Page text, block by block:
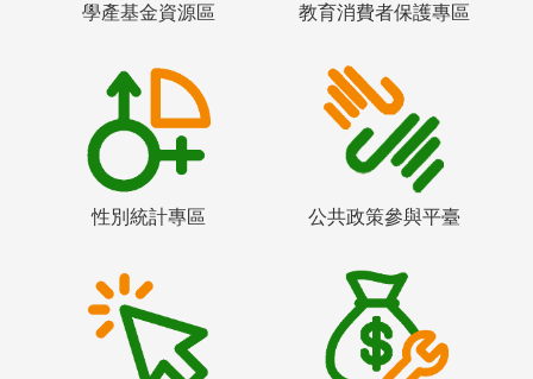
學產基金資源區 教育消費者保護專區
性別統計專區 公共政策參與平臺